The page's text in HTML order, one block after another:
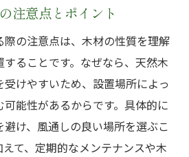
注意点とポイント
の注意点は、木材の性質を理解
ることです。なぜなら、天然木
けやすいため、設置場所によっ
能性があるからです。具体的に
け、風通しの良い場所を選ぶこ
て、定期的なメンテナンスや木